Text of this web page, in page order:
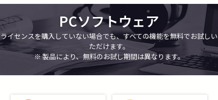
PCソフトウェア
ライセンスを購入していない場合でも、すべての機能を無料でお試しい
ただけます。
※ 製品により、無料のお試し期間は異なります。